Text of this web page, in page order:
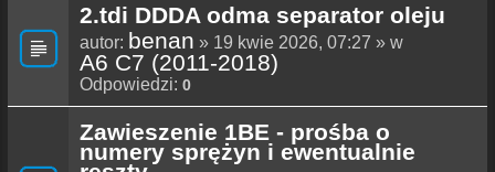
2.tdi DDDA odma separator oleju
autor: benan » 19 kwie 2026, 07:27 » w
A6 C7 (2011-2018)
Odpowiedzi: 0
Zawieszenie 1BE - prośba o
numery sprężyn i ewentualnie